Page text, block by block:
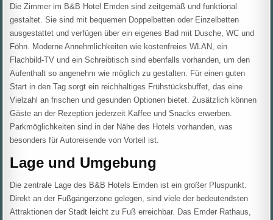
Die Zimmer im B&B Hotel Emden sind zeitgemäß und funktional
gestaltet. Sie sind mit bequemen Doppelbetten oder Einzelbetten
ausgestattet und verfügen über ein eigenes Bad mit Dusche, WC und
Föhn. Moderne Annehmlichkeiten wie kostenfreies WLAN, ein
Flachbild-TV und ein Schreibtisch sind ebenfalls vorhanden, um den
Aufenthalt so angenehm wie möglich zu gestalten. Für einen guten
Start in den Tag sorgt ein reichhaltiges Frühstücksbuffet, das eine
Vielzahl an frischen und gesunden Optionen bietet. Zusätzlich können
Gäste an der Rezeption jederzeit Kaffee und Snacks erwerben.
Parkmöglichkeiten sind in der Nähe des Hotels vorhanden, was
besonders für Autoreisende von Vorteil ist.
Lage und Umgebung
Die zentrale Lage des B&B Hotels Emden ist ein großer Pluspunkt.
Direkt an der Fußgängerzone gelegen, sind viele der bedeutendsten
Attraktionen der Stadt leicht zu Fuß erreichbar. Das Emder Rathaus,